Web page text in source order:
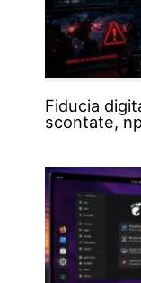
Fiducia
scontate,